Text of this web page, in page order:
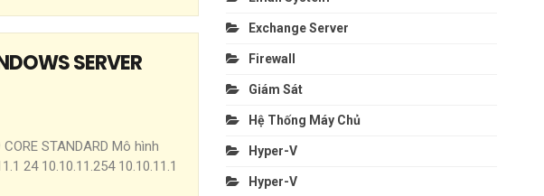
SERVER
STANDARD Mô hình
24 10.10.11.254 10.10.11.1
Exchange Server
Firewall
Giám Sát
Hệ Thống Máy Chủ
Hyper-V
Hyper-V